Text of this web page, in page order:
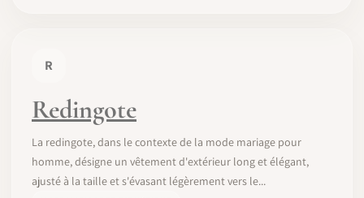
R
Redingote
La redingote, dans le contexte de la mode mariage pour
homme, désigne un vêtement d'extérieur long et élégant,
ajusté à la taille et s'évasant légèrement vers le...